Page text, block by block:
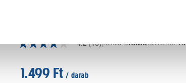
4.2 (10)|Márka: Decosa|Cikkszám:
1.499 Ft / darab